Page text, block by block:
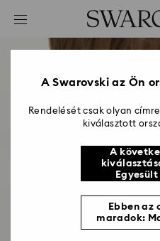
Hozzáférési-kulcs lista
0 - Fejléc
2 - LáblécA Swarovski az Ön
Rendelését csak olyan
kiválasztott
A
Ebben az
maradok: